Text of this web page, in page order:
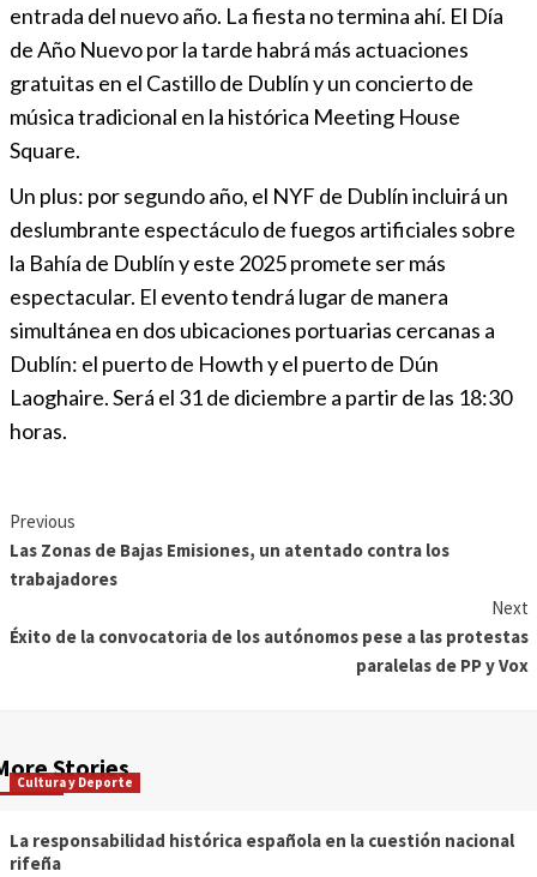
entrada del nuevo año. La fiesta no termina ahí. El Día
de Año Nuevo por la tarde habrá más actuaciones
gratuitas en el Castillo de Dublín y un concierto de
música tradicional en la histórica Meeting House
Square.
Un plus: por segundo año, el NYF de Dublín incluirá un
deslumbrante espectáculo de fuegos artificiales sobre
la Bahía de Dublín y este 2025 promete ser más
espectacular. El evento tendrá lugar de manera
simultánea en dos ubicaciones portuarias cercanas a
Dublín: el puerto de Howth y el puerto de Dún
Laoghaire. Será el 31 de diciembre a partir de las 18:30
horas.
Previous
Las Zonas de Bajas Emisiones, un atentado contra los
trabajadores
Next
Éxito de la convocatoria de los autónomos pese a las protestas
paralelas de PP y Vox
Stories
Cultura y Deporte
La responsabilidad histórica española en la cuestión nacional
rifeña